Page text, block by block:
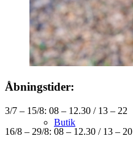
Aktiviteter
Butik
Åbningstider:
3/7 – 15/8: 08 – 12.30 / 13 – 22
16/8 – 29/8: 08 – 12.30 / 13 – 20